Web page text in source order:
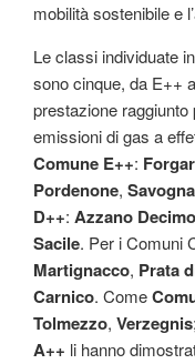
mobilità sostenibile e
Le classi individuate
sono cinque, da E++
prestazione
emissioni di gas a
Comune E++:
Pordenone,
D++: Azzano Decimo
Sacile. Per i Comuni
Martignacco, Prata
Carnico. Come
Tolmezzo, Verzegnis
A++ li hanno